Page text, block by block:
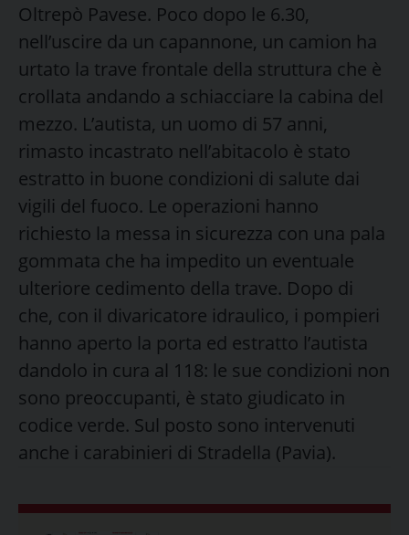
Oltrepò Pavese. Poco dopo le 6.30,
nell’uscire da un capannone, un camion ha
urtato la trave frontale della struttura che è
crollata andando a schiacciare la cabina del
mezzo. L’autista, un uomo di 57 anni,
rimasto incastrato nell’abitacolo è stato
estratto in buone condizioni di salute dai
vigili del fuoco. Le operazioni hanno
richiesto la messa in sicurezza con una pala
gommata che ha impedito un eventuale
ulteriore cedimento della trave. Dopo di
che, con il divaricatore idraulico, i pompieri
hanno aperto la porta ed estratto l’autista
dandolo in cura al 118: le sue condizioni non
sono preoccupanti, è stato giudicato in
codice verde. Sul posto sono intervenuti
anche i carabinieri di Stradella (Pavia).